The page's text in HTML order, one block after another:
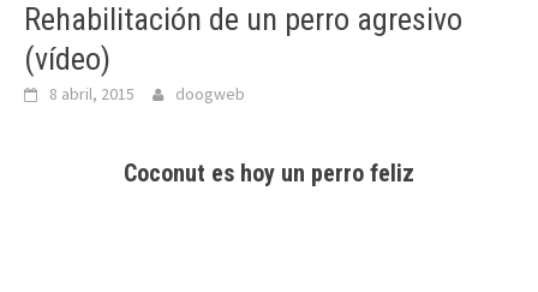
Rehabilitación de un perro agresivo
(vídeo)
8 abril, 2015 doogweb
Coconut es hoy un perro feliz